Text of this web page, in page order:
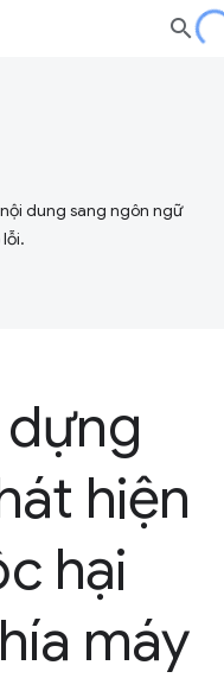
dung sang ngôn ngữ
dựng
hiện
hại
máy